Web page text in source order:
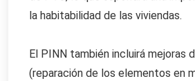
la habitabilidad de las viviendas.
El PINN también incluirá mejoras
(reparación de los elementos en